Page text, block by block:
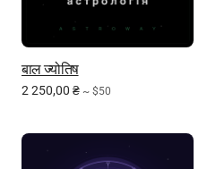
बाल ज्योतिष
2 250,00 ₴ ~ $50